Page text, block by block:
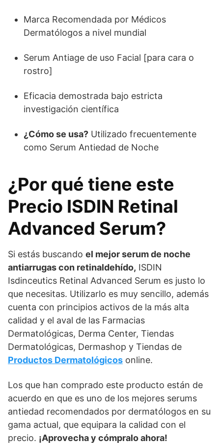
Marca Recomendada por Médicos
Dermatólogos a nivel mundial
Serum Antiage de uso Facial [para cara o
rostro]
Eficacia demostrada bajo estricta
investigación científica
¿Cómo se usa? Utilizado frecuentemente
como Serum Antiedad de Noche
¿Por qué tiene este
Precio ISDIN Retinal
Advanced Serum?
Si estás buscando el mejor serum de noche
antiarrugas con retinaldehído, ISDIN
Isdinceutics Retinal Advanced Serum es justo lo
que necesitas. Utilizarlo es muy sencillo, además
cuenta con principios activos de la más alta
calidad y el aval de las Farmacias
Dermatológicas, Derma Center, Tiendas
Dermatológicas, Dermashop y Tiendas de
Productos Dermatológicos online.
Los que han comprado este producto están de
acuerdo en que es uno de los mejores serums
antiedad recomendados por dermatólogos en su
gama actual, que equipara la calidad con el
precio. ¡Aprovecha y cómpralo ahora!